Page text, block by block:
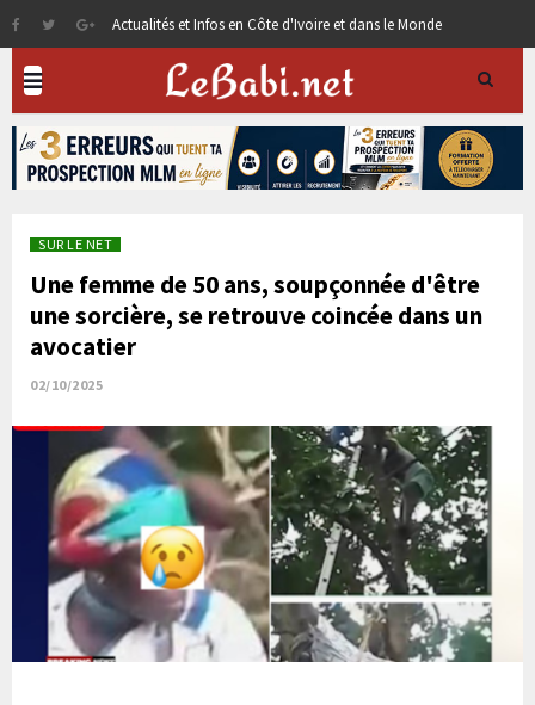
Actualités et Infos en Côte d'Ivoire et dans le Monde
SUR LE NET
Une femme de 50 ans, soupçonnée d'être
une sorcière, se retrouve coincée dans un
avocatier
02/10/2025